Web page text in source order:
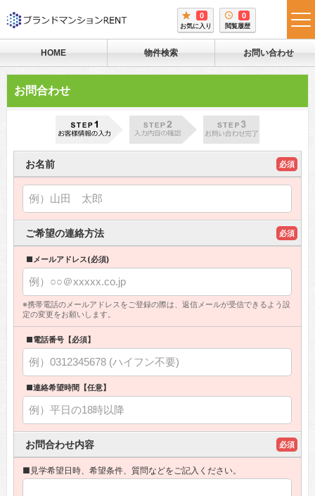
0
お気に入り
0
閲覧履歴
HOME 物件検索 お問い合わせ
お問合わせ
お名前 必須
ご希望の連絡方法 必須
■メールアドレス(必須)
※携帯電話のメールアドレスをご登録の際は、返信メールが受信できるよう設
定の変更をお願いします。
■電話番号【必須】
■連絡希望時間【任意】
お問合わせ内容 必須
■見学希望日時、希望条件、質問などをご記入ください。